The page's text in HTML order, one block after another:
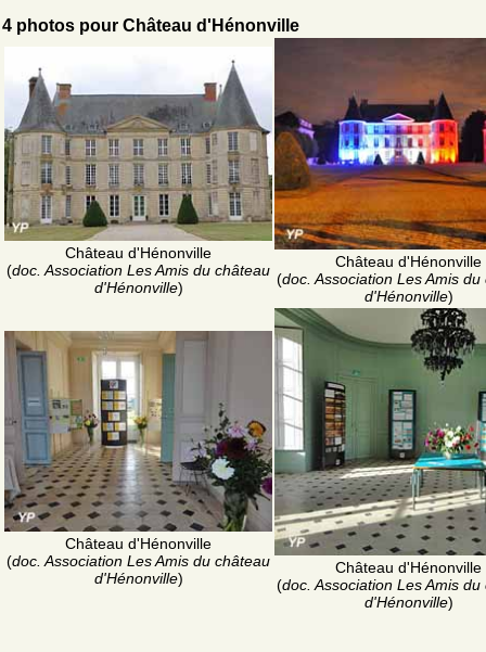
4 photos pour Château d'Hénonville
Château d'Hénonville
(doc. Association Les Amis du château
d'Hénonville)
Château d'Hénonville
(doc. Association Les Amis du
d'Hénonville)
Château d'Hénonville
(doc. Association Les Amis du château
d'Hénonville)
Château d'Hénonville
(doc. Association Les Amis du
d'Hénonville)